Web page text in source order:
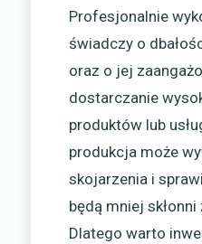
Profesjonalnie
świadczy o
oraz o jej
dostarczanie
produktów lub
produkcja może
skojarzenia i
będą mniej
Dlatego warto